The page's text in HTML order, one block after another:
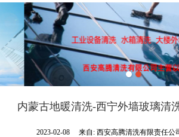
内蒙古地暖清洗-西宁外墙玻璃清
2023-02-08 来自: 西安高腾清洗有限责任公